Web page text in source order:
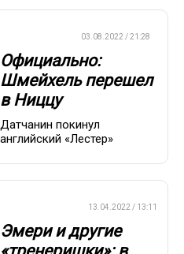
03.08.2022 / 21:28
Официально:
Шмейхель перешел
в Ниццу
Датчанин покинул
английский «Лестер»
13.04.2022 / 13:11
Эмери и другие